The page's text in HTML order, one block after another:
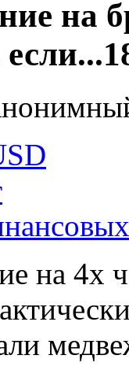
на
на 4х